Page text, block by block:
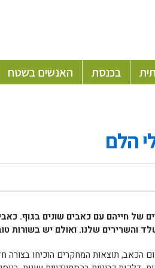
בכנסת האנשים בשטח
הלם
של חייהם עם כאבים שונים בגוף.
והשרירים שלנו. ואולם יש בשורות
הכאב, תוצאות המחקרים הוכיחו בצורה